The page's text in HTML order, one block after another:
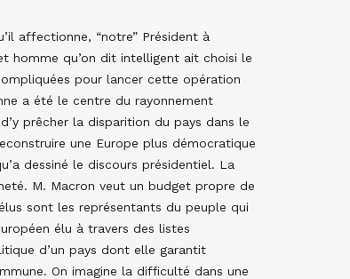
affectionne, “notre” Président à
homme qu’on dit intelligent ait choisi le
pour lancer cette opération
a été le centre du rayonnement
prêcher la disparition du pays dans le
une Europe plus démocratique
dessiné le discours présidentiel. La
M. Macron veut un budget propre de
sont les représentants du peuple qui
élu à travers des listes
d’un pays dont elle garantit
On imagine la difficulté dans une